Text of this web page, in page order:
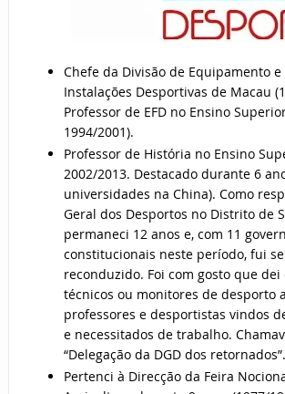
Chefe da Divisão de Equipamento
Instalações Desportivas de Macau
Professor de EFD no Ensino
1994/2001).
Professor de História no Ensino
2002/2013. Destacado durante 6
universidades na China). Como
Geral dos Desportos no Distrito de
permaneci 12 anos e, com 11
constitucionais neste período, fui
reconduzido. Foi com gosto que
técnicos ou monitores de desporto
professores e desportistas vindos
e necessitados de trabalho.
“Delegação da DGD dos retornados”.
Pertenci à Direcção da Feira